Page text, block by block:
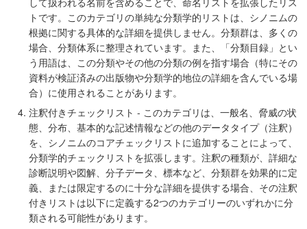
トです。このカテゴリの単純な分類学的リストは、シノニムの
根拠に関する具体的な詳細を提供しません。分類群は、多くの
場合、分類体系に整理されています。また、「分類目録」とい
う用語は、この分類やその他の分類の例を指す場合（特にその
資料が検証済みの出版物や分類学的地位の詳細を含んでいる場
合）に使用されることがあります。
注釈付きチェックリスト - このカテゴリは、一般名、脅威の状
態、分布、基本的な記述情報などの他のデータタイプ（注釈）
を、シノニムのコアチェックリストに追加することによって、
分類学的チェックリストを拡張します。注釈の種類が、詳細な
診断説明や図解、分子データ、標本など、分類群を効果的に定
義、または限定するのに十分な詳細を提供する場合、その注釈
付きリストは以下に定義する2つのカテゴリーのいずれかに分
類される可能性があります。